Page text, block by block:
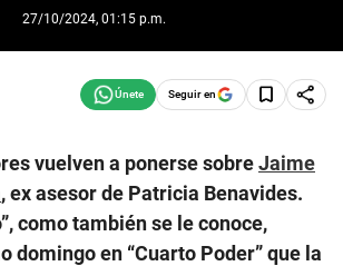
27/10/2024, 01:15 p.m.
Seguir en
vuelven a ponerse sobreJaime
, ex asesor de Patricia Benavides.
como también se le conoce,
domingo en “Cuarto Poder” que la